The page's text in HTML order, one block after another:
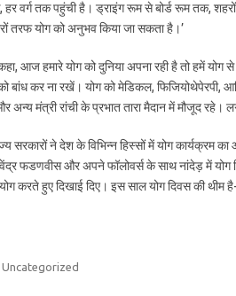
वर्ग तक पहुंची है। ड्राइंग रूम से बोर्ड रूम तक,
तरफ योग को अनुभव किया जा सकता है।’
आज हमारे योग को दुनिया अपना रही है तो हमें योग
बांध कर ना रखें। योग को मेडिकल, फिजियोथेपेरपी,
अन्य मंत्री रांची के प्रभात तारा मैदान में मौजूद रहे।
सरकारों ने देश के विभिन्न हिस्सों में योग कार्यक्रम
फडणवीस और अपने फॉलोवर्स के साथ नांदेड़ में योग
करते हुए दिखाई दिए। इस साल योग दिवस की थीम